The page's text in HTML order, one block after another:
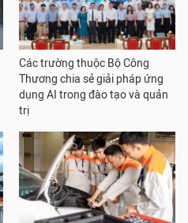
Các trường thuộc Bộ Công
Thương chia sẻ giải pháp ứng
dụng AI trong đào tạo và quản
trị